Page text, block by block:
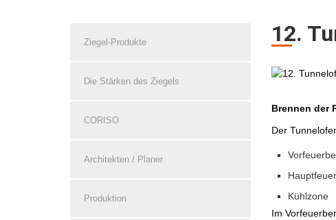
12.
Brennen der
Der
Kühlzone
Im
Ziegel-Produkte
Die Stärken des Ziegels
CORISO
Architekten / Planer
Produktion